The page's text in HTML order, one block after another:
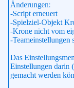
Änderungen:
-Script erneuert
-Spielziel-Objekt
-Krone nicht vom
-
Das
Einstellungen darin
gemacht werden